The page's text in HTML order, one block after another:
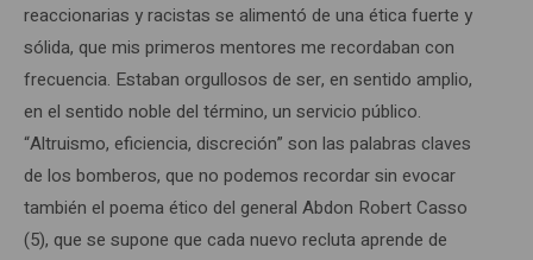
reaccionarias y racistas se alimentó de una ética fuerte y
sólida, que mis primeros mentores me recordaban con
frecuencia. Estaban orgullosos de ser, en sentido amplio,
en el sentido noble del término, un servicio público.
“Altruismo, eficiencia, discreción” son las palabras claves
de los bomberos, que no podemos recordar sin evocar
también el poema ético del general Abdon Robert Casso
(5), que se supone que cada nuevo recluta aprende de